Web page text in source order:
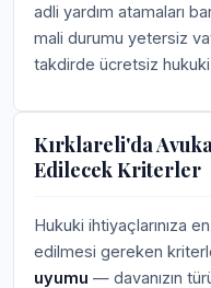
adli yardım atamaları
mali durumu yetersiz
takdirde ücretsiz
Kırklareli'da
Edilecek Kriterler
Hukuki ihtiyaçlarınıza
edilmesi gereken
uyumu — davanızın